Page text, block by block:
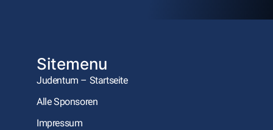
Sitemenu
Judentum – Startseite
Alle Sponsoren
Impressum